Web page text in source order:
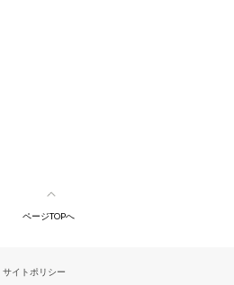
ページTOPへ
サイトポリシー